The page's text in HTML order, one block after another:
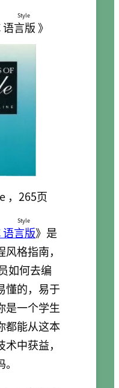
言版
Style
》
，265页
言版
Style
》是
格指南，
如何去编
懂的，易于
是一个学生
都能从这本
中获益，